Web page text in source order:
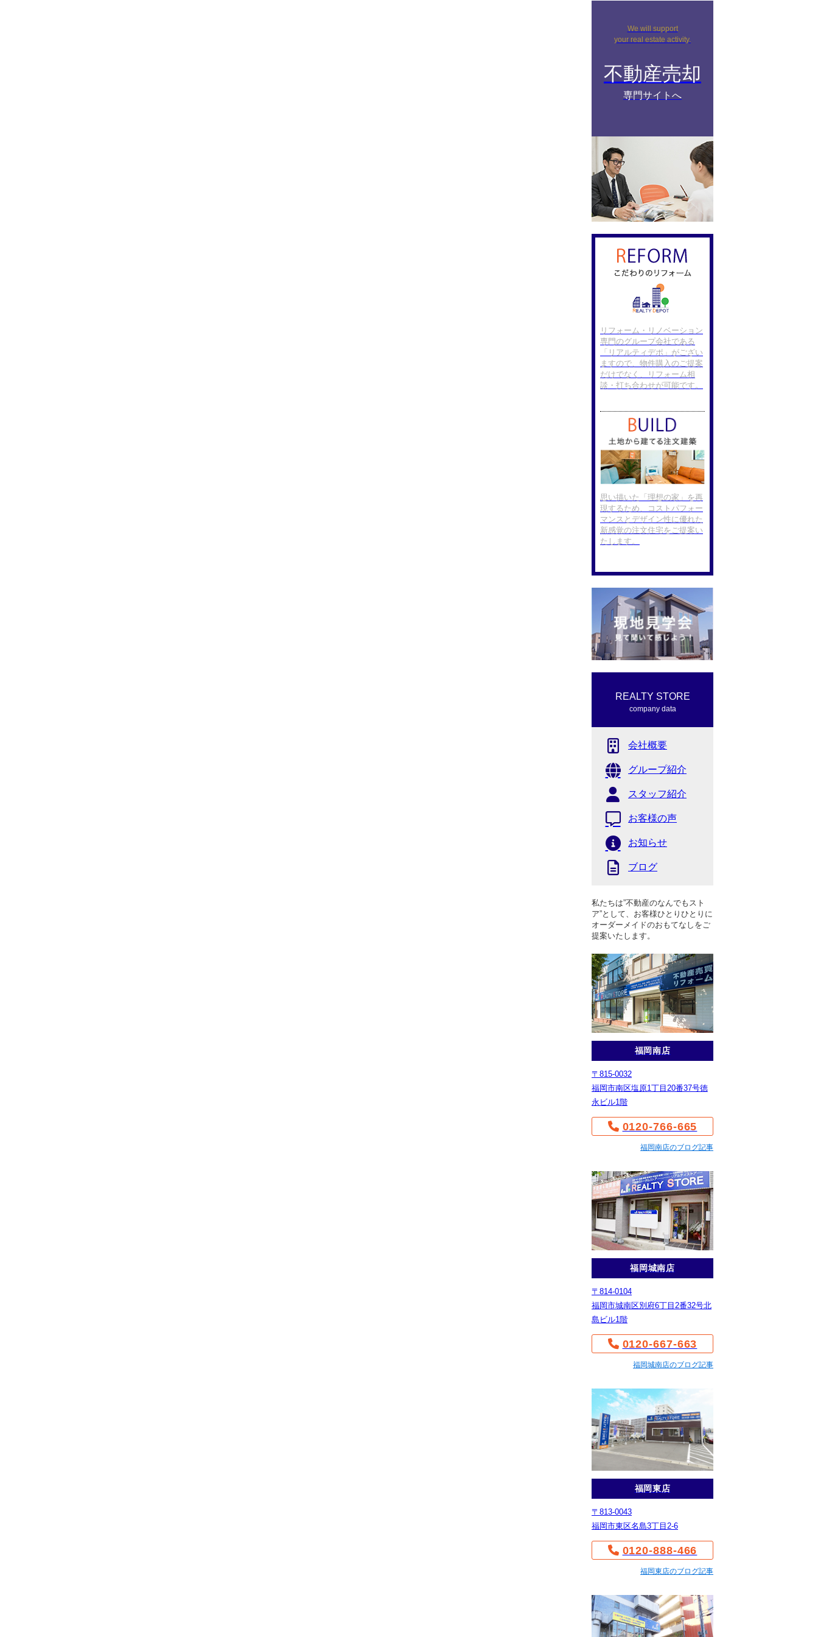
We will support
your real estate activity.
不動産売却
専門サイトへ
リフォーム・リノベーション
専門のグループ会社である
「リアルティデポ」がござい
ますので、物件購入のご提案
だけでなく、リフォーム相
談・打ち合わせが可能です。
思い描いた「理想の家」を再
現するため、コストパフォー
マンスとデザイン性に優れた
新感覚の注文住宅をご提案い
たします。
REALTY STORE
company data
会社概要
グループ紹介
スタッフ紹介
お客様の声
お知らせ
ブログ
私たちは”不動産のなんでもスト
ア”として、お客様ひとりひとりに
オーダーメイドのおもてなしをご
提案いたします。
福岡南店
〒815-0032
福岡市南区塩原1丁目20番37号徳
永ビル1階
0120-766-665
福岡南店のブログ記事
福岡城南店
〒814-0104
福岡市城南区別府6丁目2番32号北
島ビル1階
0120-667-663
福岡城南店のブログ記事
福岡東店
〒813-0043
福岡市東区名島3丁目2-6
0120-888-466
福岡東店のブログ記事